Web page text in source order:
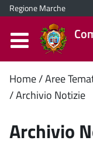
Regione Marche
Home Aree
Archivio Notizie
Archivio